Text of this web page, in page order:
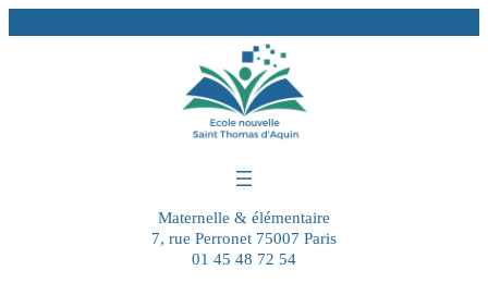
au
Maternelle & élémentaire
7, rue Perronet 75007 Paris
01 45 48 72 54